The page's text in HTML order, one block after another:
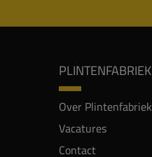
PLINTENFABRIEK
Over Plintenfabriek
Vacatures
Contact